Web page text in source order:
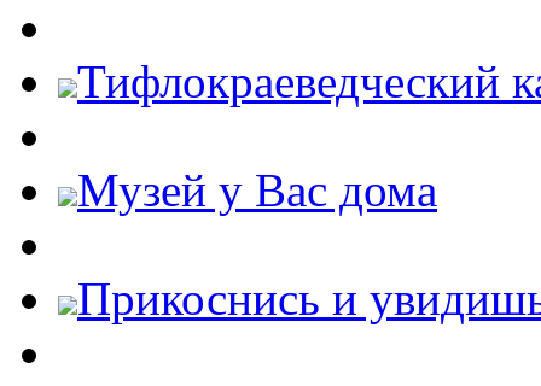
Тифлокраеведческий
Музей у Вас дома
Прикоснись и